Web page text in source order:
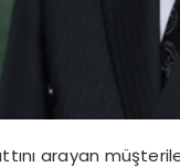
arayan